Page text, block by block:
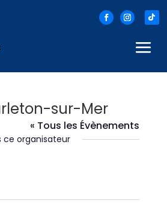
sur-Mer
« Tous les Évènements
ce organisateur